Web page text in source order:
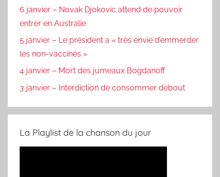
6 janvier – Novak Djokovic attend de pouvoir
entrer en Australie
5 janvier – Le président a « très envie d’emmerder
les non-vaccinés »
4 janvier – Mort des jumeaux Bogdanoff
3 janvier – Interdiction de consommer debout
La Playlist de la chanson du jour